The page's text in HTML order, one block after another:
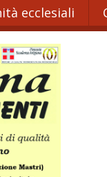
ecclesiali